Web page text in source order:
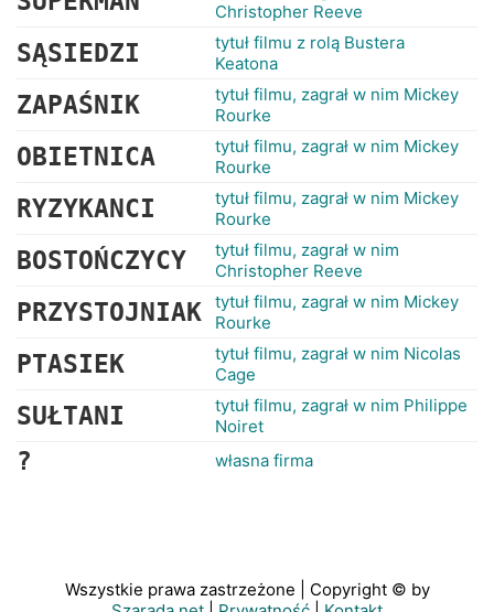
Christopher Reeve
SĄSIEDZI
tytuł filmu z rolą Bustera
Keatona
ZAPAŚNIK
tytuł filmu, zagrał w nim Mickey
Rourke
OBIETNICA
tytuł filmu, zagrał w nim Mickey
Rourke
RYZYKANCI
tytuł filmu, zagrał w nim Mickey
Rourke
BOSTOŃCZYCY
tytuł filmu, zagrał w nim
Christopher Reeve
PRZYSTOJNIAK
tytuł filmu, zagrał w nim Mickey
Rourke
PTASIEK
tytuł filmu, zagrał w nim Nicolas
Cage
SUŁTANI
tytuł filmu, zagrał w nim Philippe
Noiret
? własna firma
Wszystkie prawa zastrzeżone | Copyright © by